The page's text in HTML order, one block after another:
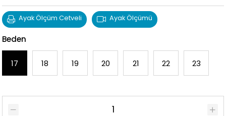
Ayak Ölçüm Cetveli Ayak Ölçümü
Beden
17 18 19 20 21 22 23